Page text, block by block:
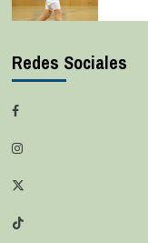
Redes Sociales